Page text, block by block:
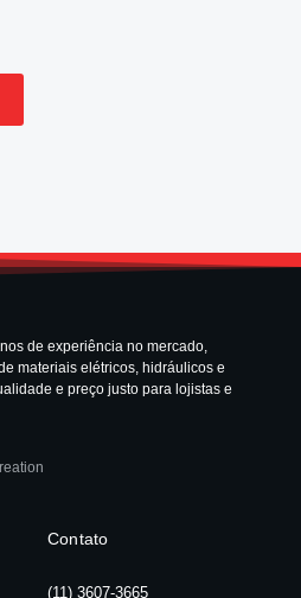
de experiência no mercado,
materiais elétricos, hidráulicos e
e preço justo para lojistas e
Contato
(11) 3607-3665